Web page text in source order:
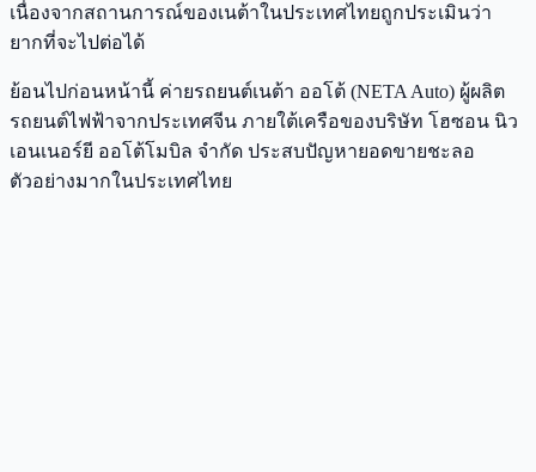
เนื่องจากสถานการณ์ของเนต้าในประเทศไทยถูกประเมินว่า
ยากที่จะไปต่อได้
ย้อนไปก่อนหน้านี้ ค่ายรถยนต์เนต้า ออโต้ (NETA Auto) ผู้ผลิต
รถยนต์ไฟฟ้าจากประเทศจีน ภายใต้เครือของบริษัท โฮซอน นิว
เอนเนอร์ยี ออโต้โมบิล จำกัด ประสบปัญหายอดขายชะลอ
ตัวอย่างมากในประเทศไทย